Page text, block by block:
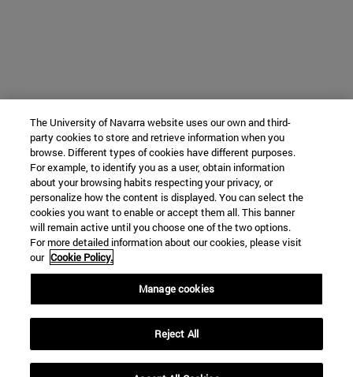
The University of Navarra website uses our own and third-
party cookies to store and retrieve information when you
browse. Different types of cookies have different purposes.
For example, to identify you as a user, obtain information
about your browsing habits respecting your privacy, or
personalize how the content is displayed. You can select the
cookies you want to enable or accept them all. This banner
will remain active until you choose one of the two options.
For more detailed information about our cookies, please visit
our Cookie Policy.
Manage cookies
Reject All